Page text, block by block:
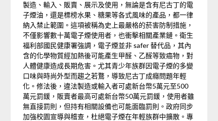
製造、輸入、販賣、展示及使用，無論是含有尼古丁的電
子煙油，還是標榜水果、糖果等各式風味的產品，都一律
納入禁止範圍。這項被稱為史上最嚴格的菸害防制措施，
不僅影響數十萬電子煙使用者，也衝擊相關產業鏈。衛生
福利部國民健康署強調，電子煙並非 safer 替代品，其內
含的化學物質經加熱後可能產生甲醛、乙醛等致癌物，對
人體健康造成長期危害。尤其青少年族群因電子煙的多變
口味與時尚外型而趨之若鶩，導致尼古丁成癮問題年輕
化。修法後，違法製造或輸入者可處新台幣5萬元至500
萬元罰鍰，販賣者最高可處新台幣50萬元罰鍰，使用者雖
無直接罰則，但持有相關設備也可能面臨罰則。政府同步
加強校園宣導與稽查，杜絕電子煙在年輕族群中擴散。專